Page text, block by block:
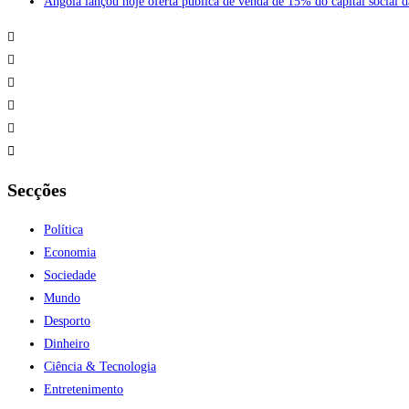
Secções
Política
Economia
Sociedade
Mundo
Desporto
Dinheiro
Ciência & Tecnologia
Entretenimento